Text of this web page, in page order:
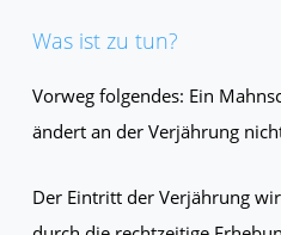
Was ist zu tun?
Vorweg folgendes: Ein
ändert an der Verjährung
Der Eintritt der Verjährung